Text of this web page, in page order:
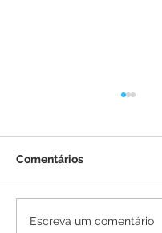
Carnavale 2026
Comentários
Escreva um comentário